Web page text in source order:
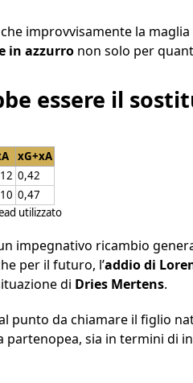
improvvisamente la
in azzurro non solo per
essere il
xG+xA
0,42
0,47
utilizzato
impegnativo ricambio
per il futuro, l’addio di
di Dries Mertens.
punto da chiamare il figlio
sia in termini di